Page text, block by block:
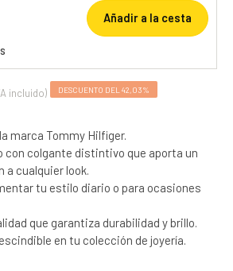
Añadir a la cesta
incluido) DESCUENTO DEL 42,03%
marca Tommy Hilfiger.
con colgante distintivo que aporta un
cualquier look.
tu estilo diario o para ocasiones
que garantiza durabilidad y brillo.
en tu colección de joyería.